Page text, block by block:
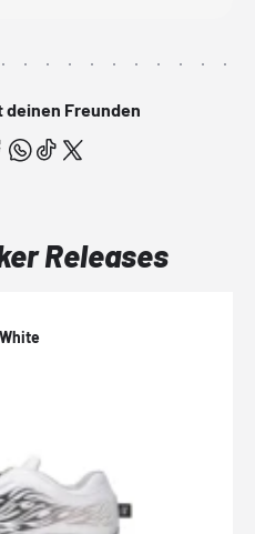
deinen Freunden
Releases